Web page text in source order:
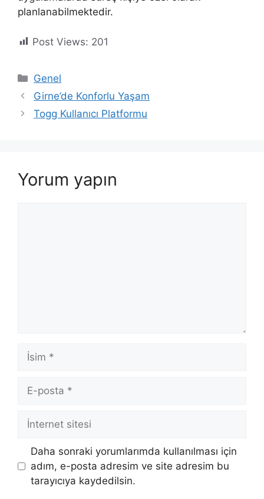
planlanabilmektedir.
Post Views: 201
Kategoriler
Genel
Girne’de Konforlu Yaşam
Togg Kullanıcı Platformu
Yorum yapın
İsim
posta
İnternet
sitesi
Daha sonraki yorumlarımda kullanılması için
adım, e-posta adresim ve site adresim bu
tarayıcıya kaydedilsin.